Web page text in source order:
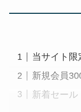
当サイト限
新規会員
新着セール